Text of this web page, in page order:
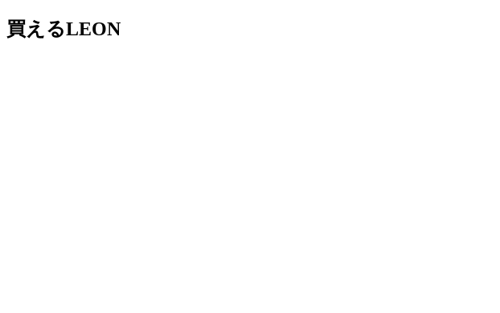
買えるLEON